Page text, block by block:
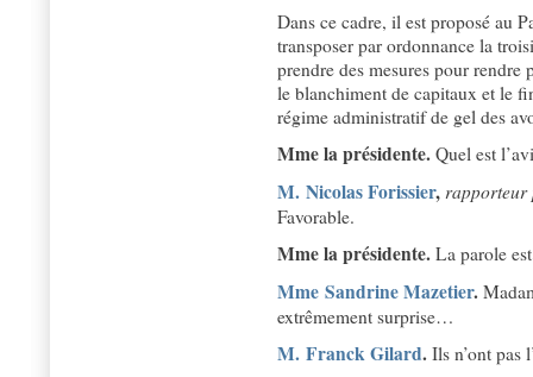
Dans ce cadre, il est proposé au
transposer par ordonnance la
prendre des mesures pour
le blanchiment de capitaux et le
régime administratif de gel des
Mme la présidente. Quel est
M. Nicolas Forissier,rapporteur
Favorable.
Mme la présidente. La parole
Mme Sandrine Mazetier.
extrêmement surprise…
M. Franck Gilard. Ils n’ont pas